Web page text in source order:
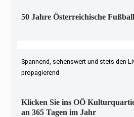
50 Jahre Österreichische
Spannend, sehenswert und stets den
propagierend
Klicken Sie ins OÖ
an 365 Tagen im Jahr